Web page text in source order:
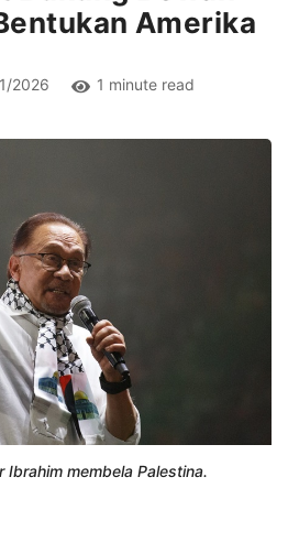
Amerika
2026 1 minute read
membela Palestina.